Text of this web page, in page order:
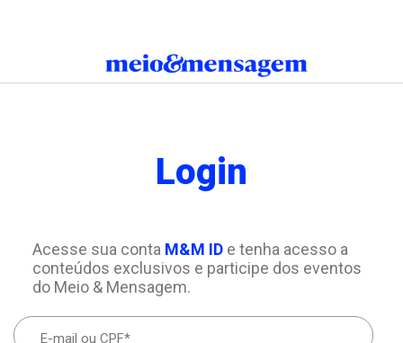
Login
Acesse sua conta M&M IDe tenha acesso a
conteúdos exclusivos e participe dos eventos
do Meio & Mensagem.